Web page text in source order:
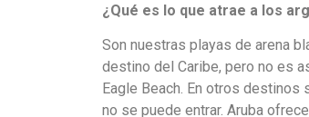
¿Qué es lo que atrae a los
Son nuestras playas de arena
destino del Caribe, pero no es
Eagle Beach. En otros destinos
no se puede entrar. Aruba